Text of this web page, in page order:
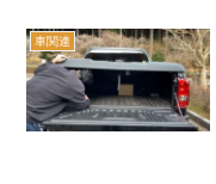
車関連